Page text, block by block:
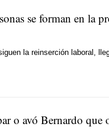
se forman en la
la reinserción laboral,
o avó Bernardo que